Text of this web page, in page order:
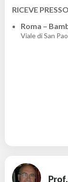
RICEVE
Roma –
Viale di San